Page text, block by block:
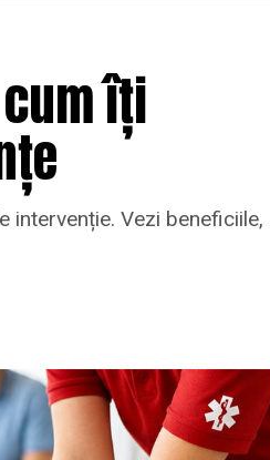
îți
intervenție. Vezi beneficiile,